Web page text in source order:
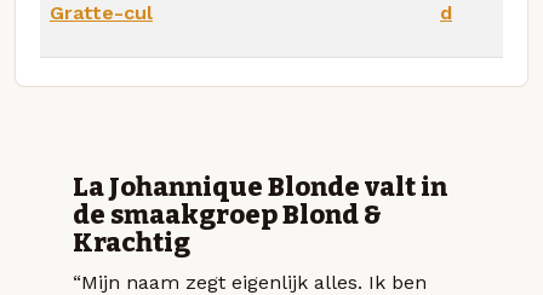
Gratte-cul
d
La Johannique Blonde valt in
de smaakgroep Blond &
Krachtig
“Mijn naam zegt eigenlijk alles. Ik ben